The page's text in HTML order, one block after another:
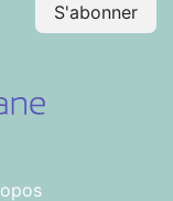
S'abonner